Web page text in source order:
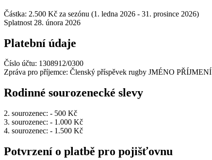
Částka: 2.500 Kč za sezónu (1. ledna 2026 - 31. prosince 2026)
Splatnost 28. února 2026
Platební údaje
Číslo účtu: 1308912/0300
Zpráva pro příjemce: Členský příspěvek rugby JMÉNO PŘÍJMENÍ
Rodinné sourozenecké slevy
2. sourozenec: - 500 Kč
3. sourozenec: - 1.000 Kč
4. sourozenec: - 1.500 Kč
Potvrzení o platbě pro pojišťovnu